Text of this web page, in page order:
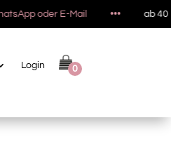
oder E-Mail ••• ab 40
Login 0